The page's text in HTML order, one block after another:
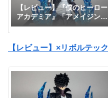
【レビュー】『僕のヒーロー
アカデミア』「アメイジン
グ・ヤマグチ 荼毘」
【レビュー】×リボルテック